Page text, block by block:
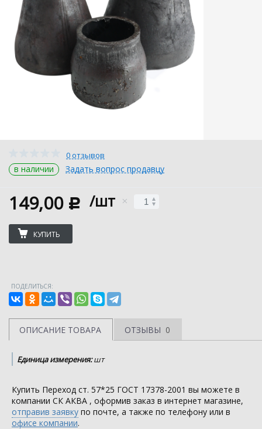
0 отзывов
в наличии Задать вопрос продавцу
149,00 c /шт
КУПИТЬ
ПОДЕЛИТЬСЯ:
ОПИСАНИЕ ТОВАРА ОТЗЫВЫ 0
Единица измерения:шт
Купить Переход ст. 57*25 ГОСТ 17378-2001 вы можете в
компании СК АКВА , оформив заказ в интернет магазине,
отправив заявку по почте, а также по телефону или в
офисе компании.